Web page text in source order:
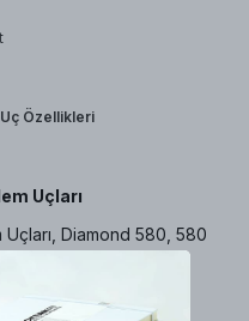
Uç Özellikleri
Uçları
Diamond 580, 580